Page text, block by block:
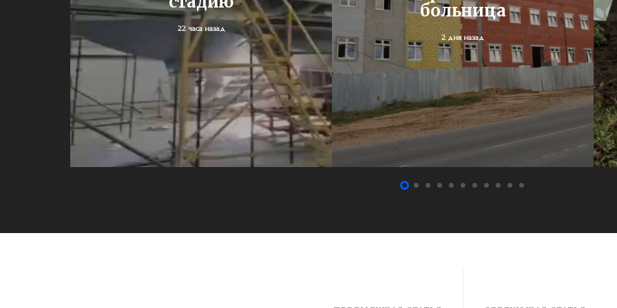
22 часа назад
больница
2 дня назад